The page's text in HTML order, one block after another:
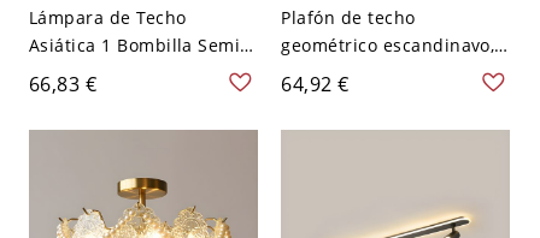
Lámpara de Techo
Asiática 1 Bombilla Semi
Plafón de Ratán de
Linterna en Marrón -
Marrón 110 A 120 V 48,26
66,83 €
Plafón de techo
geométrico escandinavo,
luminaria metálica
imitación madera con
pantalla acrílica - 110 A
64,92 €